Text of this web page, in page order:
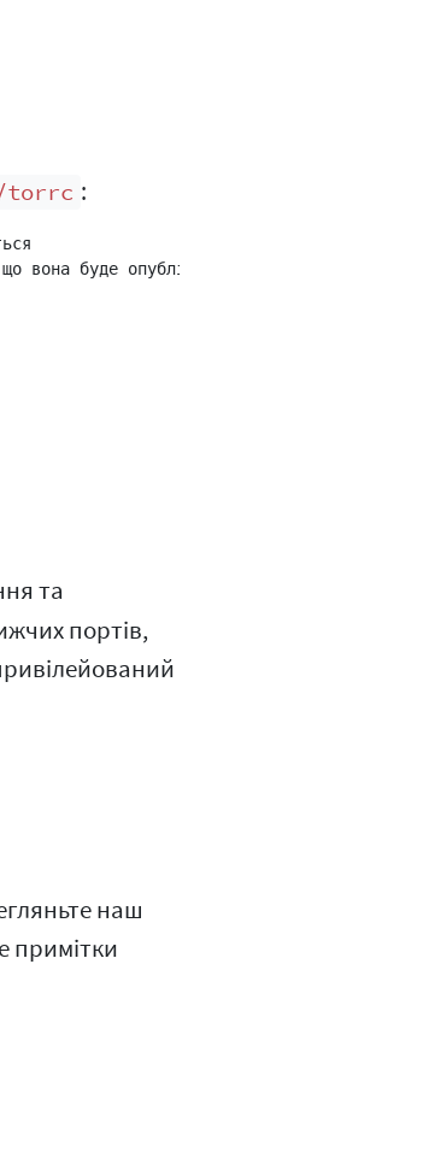
:
вона буде опубліковано
та
портів,
наш
примітки